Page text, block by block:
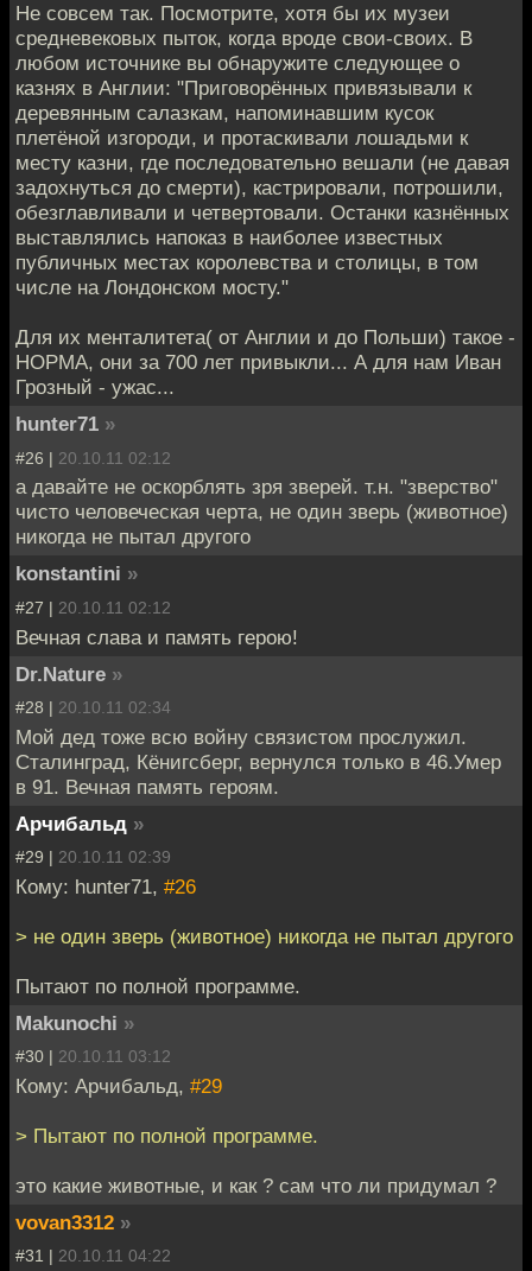
Не совсем так. Посмотрите, хотя бы их музеи
средневековых пыток, когда вроде свои-своих. В
любом источнике вы обнаружите следующее о
казнях в Англии: "Приговорённых привязывали к
деревянным салазкам, напоминавшим кусок
плетёной изгороди, и протаскивали лошадьми к
месту казни, где последовательно вешали (не давая
задохнуться до смерти), кастрировали, потрошили,
обезглавливали и четвертовали. Останки казнённых
выставлялись напоказ в наиболее известных
публичных местах королевства и столицы, в том
числе на Лондонском мосту."
Для их менталитета( от Англии и до Польши) такое -
НОРМА, они за 700 лет привыкли... А для нам Иван
Грозный - ужас...
hunter71 »
#26 | 20.10.11 02:12
а давайте не оскорблять зря зверей. т.н. "зверство"
чисто человеческая черта, не один зверь (животное)
никогда не пытал другого
konstantini »
#27 | 20.10.11 02:12
Вечная слава и память герою!
Dr.Nature »
#28 | 20.10.11 02:34
Мой дед тоже всю войну связистом прослужил.
Сталинград, Кёнигсберг, вернулся только в 46.Умер
в 91. Вечная память героям.
Арчибальд »
#29 | 20.10.11 02:39
Кому: hunter71, #26
> не один зверь (животное) никогда не пытал другого
Пытают по полной программе.
Makunochi »
#30 | 20.10.11 03:12
Кому: Арчибальд, #29
> Пытают по полной программе.
это какие животные, и как ? сам что ли придумал ?
vovan3312 »
#31 | 20.10.11 04:22